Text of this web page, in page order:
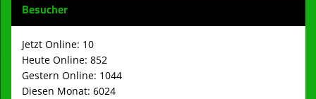
Besucher
Jetzt Online: 10
Heute Online: 852
Gestern Online: 1044
Diesen Monat: 6024